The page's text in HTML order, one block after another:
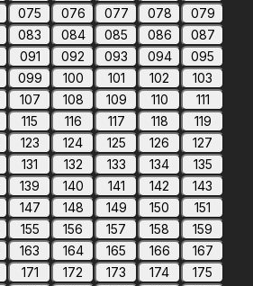
075 076 077 078
079
083 084 085 086
087
091 092 093 094
095
099 100 101 102
103
107 108 109 110
111
115 116 117 118
119
123 124 125 126
127
131 132 133 134
135
139 140 141 142
143
147 148 149 150
151
155 156 157 158
159
163 164 165 166
167
171 172 173 174
175